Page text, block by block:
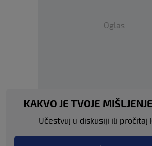
Oglas
KAKVO JE TVOJE
Učestvuj u diskusiji ili pročitaj